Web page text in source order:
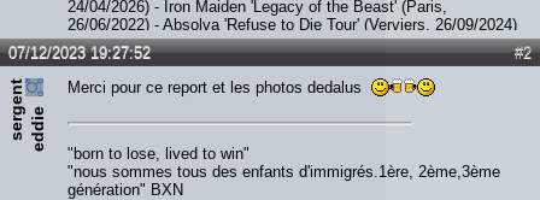
24/04/2026) - Iron Maiden 'Legacy of the Beast' (Paris,
26/06/2022) - Absolva 'Refuse to Die Tour' (Verviers, 26/09/2024)
- Paul Di'Anno (Diest, 06/12/2023) - JohnL (Verviers, 05/09/2025)
- Smith / Kotzen (Ittre, 07/02/2026) - The Hell Patrol / Nightride
(Fléron, 28/02/2026)
#2
07/12/2023 19:27:52
s
e
rg
e
n
t
e
d
d
ie
Merci pour ce report et les photos dedalus
"born to lose, lived to win"
"nous sommes tous des enfants d'immigrés.1ère, 2ème,3ème
génération" BXN